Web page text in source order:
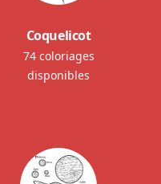
Coquelicot
74 coloriages
disponibles